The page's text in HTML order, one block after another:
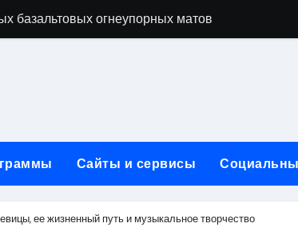
неделю для столичного и черноморского
горячие и мобильные варианты, рейтинг
без верификации и участия банков с
и искусственным интеллектом
Сайты и сервисы
ее жизненный путь и музыкальное творчество